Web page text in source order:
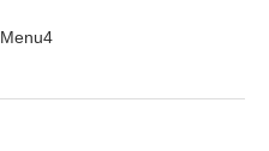
Menu4